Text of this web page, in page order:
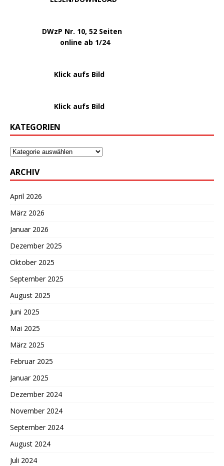
DWzP Nr. 10, 52 Seiten
online ab 1/24
Klick aufs Bild
Klick aufs Bild
KATEGORIEN
ARCHIV
April 2026
März 2026
Januar 2026
Dezember 2025
Oktober 2025
September 2025
August 2025
Juni 2025
Mai 2025
März 2025
Februar 2025
Januar 2025
Dezember 2024
November 2024
September 2024
August 2024
Juli 2024